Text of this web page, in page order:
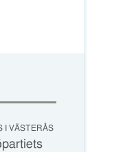
I VÄSTERÅS